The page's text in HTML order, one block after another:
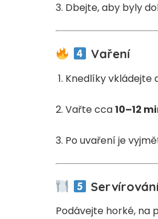
Dbejte, aby byly
Vaření
Knedlíky vkládejte
Vařte cca10–12
Po uvaření je
Podávejte horké, na